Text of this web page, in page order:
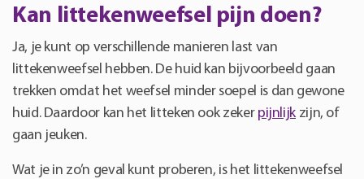
Kan littekenweefsel pijn doen?
Ja, je kunt op verschillende manieren last van
littekenweefsel hebben. De huid kan bijvoorbeeld gaan
trekken omdat het weefsel minder soepel is dan gewone
huid. Daardoor kan het litteken ook zeker pijnlijk zijn, of
gaan jeuken.
Wat je in zo’n geval kunt proberen, is het littekenweefsel